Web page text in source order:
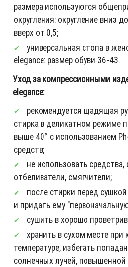
размера используются
округления: округление вниз
вверх от 0,5;
универсальная стопа в
elegance: размер обуви 36-43.
Уход за компрессионными
elegance:
рекомендуется щадящая
стирка в деликатном режиме
выше 40° с использованием
средств;
не использовать
отбеливатели, смягчители;
после стирки перед
и придать ему
сушить в хорошо
хранить в сухом месте при
температуре, избегать
солнечных лучей, повышенной